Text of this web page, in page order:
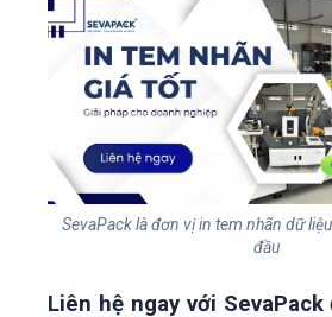
SevaPack là đơn vị in tem nhãn dữ
đầu
Liên hệ ngay với